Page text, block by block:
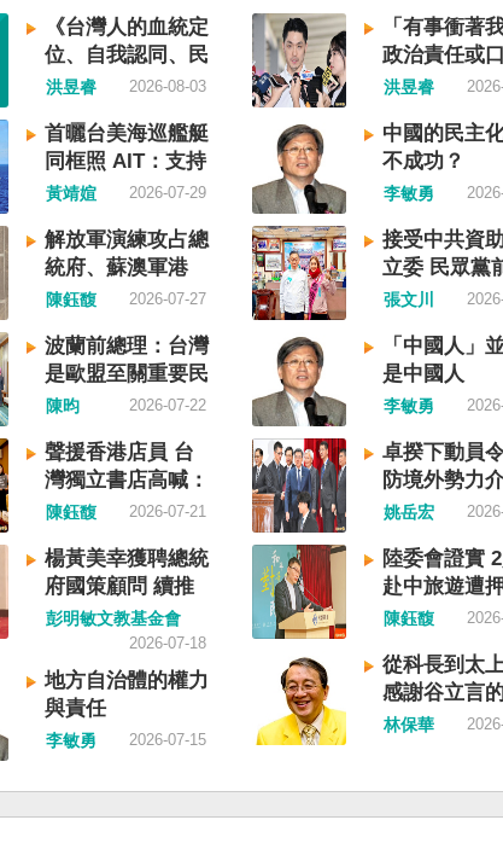
序
極
日
海
定
海
，
，
海
水
」
用
，
合
假
轄
海
嚴
規
。
聯
國
國
反
海
立
採
行
杭
立
念
史
展
朝
內
歷
形
四
四
中
權
歷
無
也
不
影
台
字
國
通
土
民
九
灣
於
出，中國上個月不顧國際反
實施「民族團結進步促進
「對中政策跨國議會聯盟」
（IPAC）隨即發表聲明，
重違反基本人權。他感謝
本共同主席中谷元、IPAC
任裴倫德昨以行動再次彰顯
聲明的立場，很榮幸代表台
民接受IPAC的聲明，台灣
堅定的支持，共同捍衛全球
法治。 賴清德強調，中國
促法」不僅侵害台灣主權、
宗教與少數族群，更透過
壓手段，對世界各國人民進
治審查、製造寒蟬效應，是
國際社會應該團結反制的惡
提醒各國「紅色恐怖正在世
延」 賴清德表示，面對中
主義不斷擴張，紅色恐怖正
界各地蔓延，今年論壇主題
討論全球的民主韌性、灰
的因應聯防，以及非紅供應
重塑，更加反映出台灣在國
會中的角色定位，以及期許
能承擔的國際責任。 賴清
示，當今台灣的民主成就
際的肯定，面對中國「民促
的威脅，台灣不會接受統戰
迫黑手伸進台灣，或任何
家與地區。 賴清德強調，
七月中國官方的經濟數字，
業採購經理人指數PMI，由
的五十．三％大幅滑落至
九．二％，不僅低於預估
十．一％，更一舉跌破五十
枯線，加上非製造業和綜
產出指數三大核心指標同步
榮枯線，習近平的梭哈（
擲）失敗，在會議文件上
兩處承認「困難」。 一處
效應對各種外部衝擊和內
難」，後面提及「要高度
濟運行中的困難挑戰」。其
段落所說的例如公平競爭
業、三農、天災等都是。而
態化解決企業帳款拖欠問
更暴露企業之間拖欠已經是
化。近三十年前的「三角債
不是復活了？企業發薪給員
然也拖欠。 另外有兩處提
牢基層『三保』底線」和「
『一老一小』服務保障」
保險系統也出了問題。 後
句「推動各級領導幹部以
揚向上的精氣神，不斷創造
量發展新業績」。不懂什
「精氣神」，還以為是假
是新時代習近平思想嗎？
《台灣人的血統定
位、自我認同、民
族意識》—凝聚共
認同
洪昱睿 2026-08-03
首曬台美海巡艦艇
同框照 AIT：支持
台灣海事執法
黃靖媗 2026-07-29
解放軍演練攻占總
統府、蘇澳軍港
國防部：威脅非常
陳鈺馥 2026-07-27
波蘭前總理：台灣
是歐盟至關重要民
主夥伴
陳昀 2026-07-22
聲援香港店員 台
灣獨立書店高喊：
閱讀自由
陳鈺馥 2026-07-21
楊黃美幸獲聘總統
府國策顧問 續推
台灣人民自救宣言
彭明敏文教基金會
2026-07-18
地方自治體的權力
與責任
李敏勇 2026-07-15
「有事衝著
政治責任或
演？
洪昱睿
中國的民主
不成功？
李敏勇
接受中共資
立委 民眾黨
工馬治薇判
張文川
「中國人」
是中國人
李敏勇
卓揆下動員
防境外勢力
姚岳宏
陸委會證實
赴中旅遊遭
陳鈺馥
從科長到太
感謝谷立言
林保華